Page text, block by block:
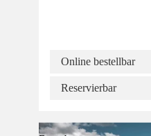
Online bestellbar
Reservierbar